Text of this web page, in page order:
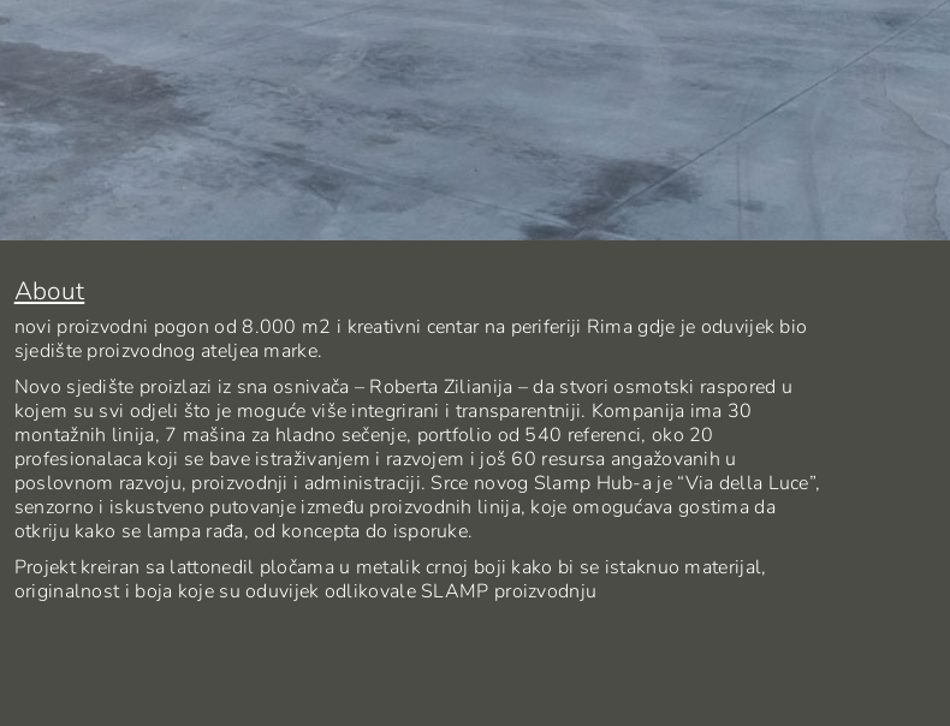
About
novi proizvodni pogon od 8.000 m2 i kreativni centar na periferiji Rima gdje je oduvijek bio
sjedište proizvodnog ateljea marke.
Novo sjedište proizlazi iz sna osnivača – Roberta Zilianija – da stvori osmotski raspored u
kojem su svi odjeli što je moguće više integrirani i transparentniji. Kompanija ima 30
montažnih linija, 7 mašina za hladno sečenje, portfolio od 540 referenci, oko 20
profesionalaca koji se bave istraživanjem i razvojem i još 60 resursa angažovanih u
poslovnom razvoju, proizvodnji i administraciji. Srce novog Slamp Hub-a je “Via della Luce”,
senzorno i iskustveno putovanje između proizvodnih linija, koje omogućava gostima da
otkriju kako se lampa rađa, od koncepta do isporuke.
Projekt kreiran sa lattonedil pločama u metalik crnoj boji kako bi se istaknuo materijal,
originalnost i boja koje su oduvijek odlikovale SLAMP proizvodnju